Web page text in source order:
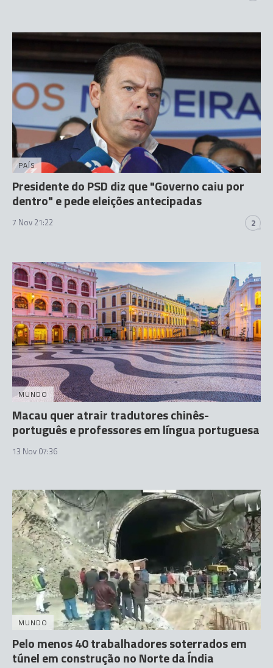
PAÍS
Presidente do PSD diz que "Governo caiu por
dentro" e pede eleições antecipadas
7 Nov 21:22 2
MUNDO
Macau quer atrair tradutores chinês-
português e professores em língua portuguesa
13 Nov 07:36
MUNDO
Pelo menos 40 trabalhadores soterrados em
túnel em construção no Norte da Índia